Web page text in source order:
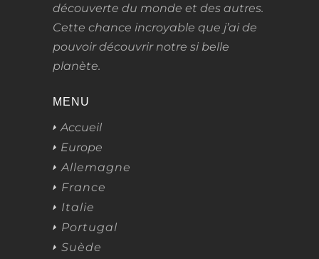
découverte du monde et des autres.
Cette chance incroyable que j’ai de
pouvoir découvrir notre si belle
planète.
MENU
Accueil
Europe
Allemagne
France
Italie
Portugal
Suède